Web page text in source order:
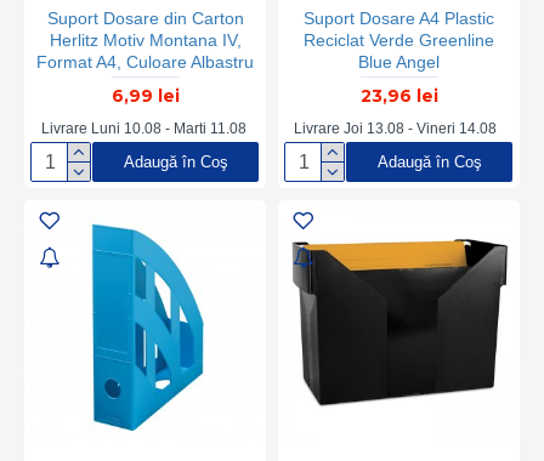
Suport Dosare din Carton
Herlitz Motiv Montana IV,
Format A4, Culoare Albastru
6,99 lei
Livrare Luni 10.08 - Marti 11.08
Adaugă în Coş
Suport Dosare A4 Plastic
Reciclat Verde Greenline
Blue Angel
23,96 lei
Livrare Joi 13.08 - Vineri 14.08
Adaugă în Coş